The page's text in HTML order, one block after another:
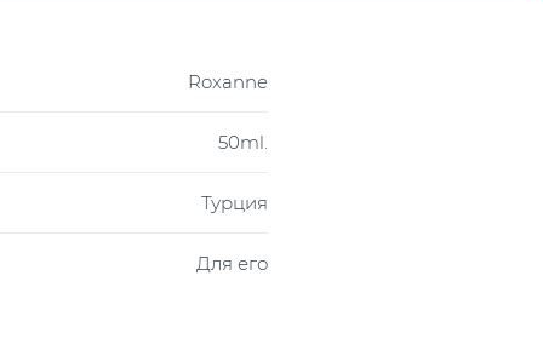
Roxanne
50ml.
Турция
Для его